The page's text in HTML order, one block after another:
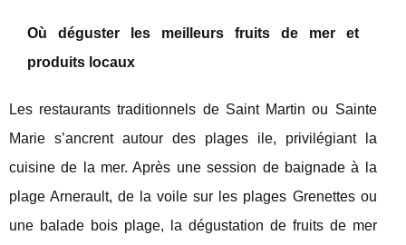
Où déguster les meilleurs fruits de mer et
produits locaux
Les restaurants traditionnels de Saint Martin ou Sainte
Marie s’ancrent autour des plages ile, privilégiant la
cuisine de la mer. Après une session de baignade à la
plage Arnerault, de la voile sur les plages Grenettes ou
une balade bois plage, la dégustation de fruits de mer